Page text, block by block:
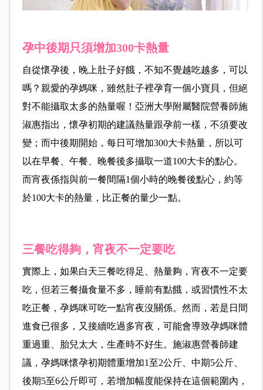
孕中後期只須增加300卡熱量
自從懷孕後，晚上肚子好餓，不知不覺越吃越多，可以
嗎？親愛的孕媽咪，雖然肚子裡孕育一個小寶貝，但絕
對不能攝取太多的熱量喔！亞洲大學附屬醫院營養師施
淑惠指出，懷孕初期的建議熱量跟孕前一樣，不須要改
變；而中後期開始，每日可增加300大卡熱量，所以可
以在早餐、午餐、晚餐後多攝取一道100大卡的點心。
而宵夜係指與前一餐間隔1個小時的晚餐後點心，約等
於100大卡的熱量，比正餐的量少一點。
三餐吃得夠，宵夜不一定要吃
實際上，如果白天三餐吃得足、熱量夠，宵夜不一定要
吃，但若三餐攝食量不多，睡前有點餓，或習慣性不太
吃正餐，孕媽咪可吃一點宵夜沒關係。然而，若是日間
進食已很多，又接續吃過多宵夜，可能會導致孕媽咪體
重過重、胎兒太大，生產時不好生。 施淑惠營養師建
議，孕媽咪懷孕初期體重增加1至2公斤、中期5公斤、
後期5至6公斤即可，若增加幅度能保持在這個範圍內，